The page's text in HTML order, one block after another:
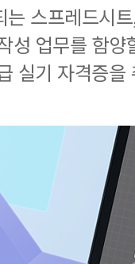
스프레드시
성 업무를 함
실기 자격증을